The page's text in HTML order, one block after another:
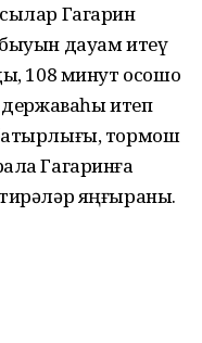
Гагарин
дауам итеү
108 минут осошо
державаһы итеп
тормош
Гагаринға
яңғыраны.